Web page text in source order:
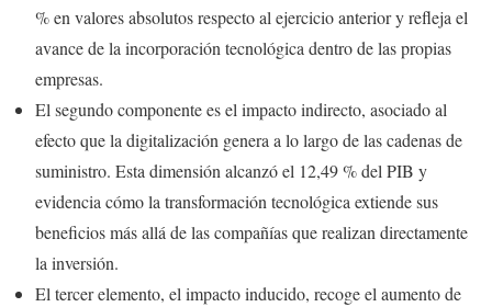
% en valores absolutos respecto al ejercicio anterior y refleja el
avance de la incorporación tecnológica dentro de las propias
empresas.
El segundo componente es el impacto indirecto, asociado al
efecto que la digitalización genera a lo largo de las cadenas de
suministro. Esta dimensión alcanzó el 12,49 % del PIB y
evidencia cómo la transformación tecnológica extiende sus
beneficios más allá de las compañías que realizan directamente
la inversión.
El tercer elemento, el impacto inducido, recoge el aumento de